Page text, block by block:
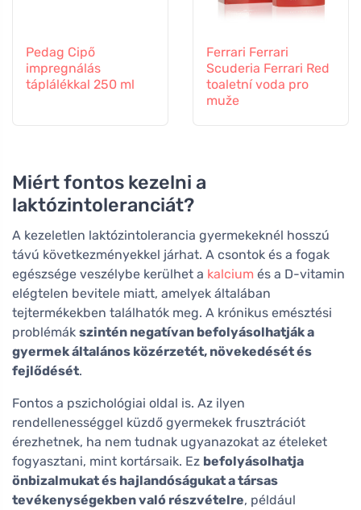
Pedag Cipő
impregnálás
táplálékkal 250 ml
Ferrari Ferrari
Scuderia Ferrari Red
toaletní voda pro
muže
Miért fontos kezelni a
laktózintoleranciát?
A kezeletlen laktózintolerancia gyermekeknél hosszú
távú következményekkel járhat. A csontok és a fogak
egészsége veszélybe kerülhet a kalcium és a D-vitamin
elégtelen bevitele miatt, amelyek általában
tejtermékekben találhatók meg. A krónikus emésztési
problémák szintén negatívan befolyásolhatják a
gyermek általános közérzetét, növekedését és
fejlődését.
Fontos a pszichológiai oldal is. Az ilyen
rendellenességgel küzdő gyermekek frusztrációt
érezhetnek, ha nem tudnak ugyanazokat az ételeket
fogyasztani, mint kortársaik. Ez befolyásolhatja
önbizalmukat és hajlandóságukat a társas
tevékenységekben való részvételre, például